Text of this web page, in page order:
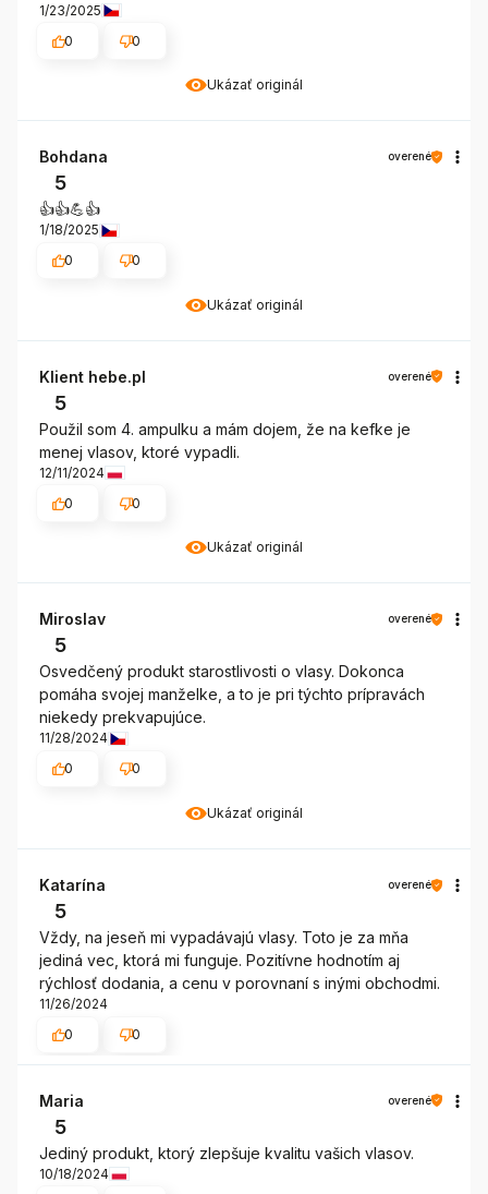
Ukázať originál
1/23/2025
0
0
Ukázať originál
Bohdana overené
5
👍️👍️💪👍️
1/18/2025
0
0
Ukázať originál
Klient hebe.pl overené
5
Použil som 4. ampulku a mám dojem, že na kefke je
menej vlasov, ktoré vypadli.
12/11/2024
0
0
Ukázať originál
Miroslav overené
5
Osvedčený produkt starostlivosti o vlasy. Dokonca
pomáha svojej manželke, a to je pri týchto prípravách
niekedy prekvapujúce.
11/28/2024
0
0
Katarína overené
5
Vždy, na jeseň mi vypadávajú vlasy. Toto je za mňa
jediná vec, ktorá mi funguje. Pozitívne hodnotím aj
rýchlosť dodania, a cenu v porovnaní s inými obchodmi.
11/26/2024
0
0
Maria overené
5
Jediný produkt, ktorý zlepšuje kvalitu vašich vlasov.
10/18/2024